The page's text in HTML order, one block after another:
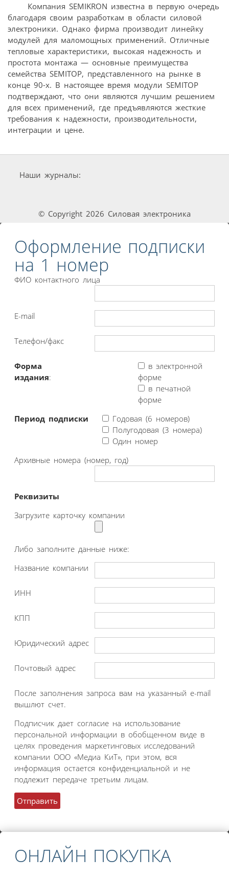
Компания SEMIKRON известна в первую очередь
благодаря своим разработкам в области силовой
электроники. Однако фирма производит линейку
модулей для маломощных применений. Отличные
тепловые характеристики, высокая надежность и
простота монтажа — основные преимущества
семейства SEMITOP, представленного на рынке в
конце 90-х. В настоящее время модули SEMITOP
подтверждают, что они являются лучшим решением
для всех применений, где предъявляются жесткие
требования к надежности, производительности,
интеграции и цене.
Наши журналы:
© Copyright 2026 Силовая электроника
Оформление подписки
на 1 номер
ФИО контактного лица
E-mail
Телефон/факс
Форма
издания:
в электронной
форме
в печатной
форме
Период подписки
Годовая (6 номеров)
Полугодовая (3 номера)
Один номер
Архивные номера (номер, год)
Реквизиты
Загрузите карточку компании
Либо заполните данные ниже:
Название компании
ИНН
КПП
Юридический адрес
Почтовый адрес
После заполнения запроса вам на указанный e-mail
вышлют счет.
Подписчик дает согласие на использование
персональной информации в обобщенном виде в
целях проведения маркетинговых исследований
компании ООО «Медиа КиТ», при этом, вся
информация остается конфиденциальной и не
подлежит передаче третьим лицам.
ОНЛАЙН ПОКУПКА